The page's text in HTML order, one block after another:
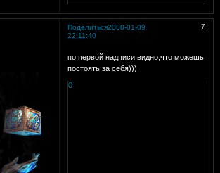
Поделиться 7
2008-01-09
22:11:40
по первой надписи видно,что можешь
постоять за себя)))
0